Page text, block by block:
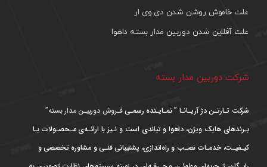
علت خاموش روشن شدن دی وی ار
علت آفلاین شدن دوربین مدار بسته داهوا
شرکت دوربین مدار بسته
شرکت تـارتـن دژ آریـانـا ” نمـایـنده رسمـیفـروش دوربیـن مدار بسته”
بـرندهای هایک ویژن، داهوا و تیاندی است و نـیز با ارائـه‌ی مـحصـولات بـا
کیـفیـت، خدمـات نصـب و راه‌اندازی، پشتیبانی فنـی و مشاوره تخصصی و